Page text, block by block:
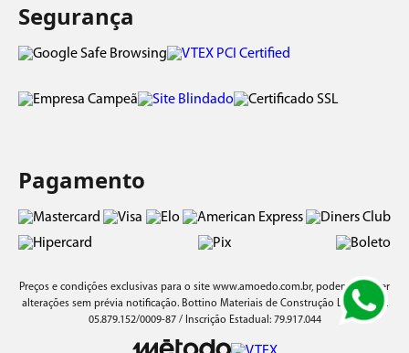
Segurança
Pagamento
Preços e condições exclusivas para o site www.amoedo.com.br, podendo sofrer
alterações sem prévia notificação. Bottino Materiais de Construção Ltda/ CNPJ:
05.879.152/0009-87 / Inscrição Estadual: 79.917.044